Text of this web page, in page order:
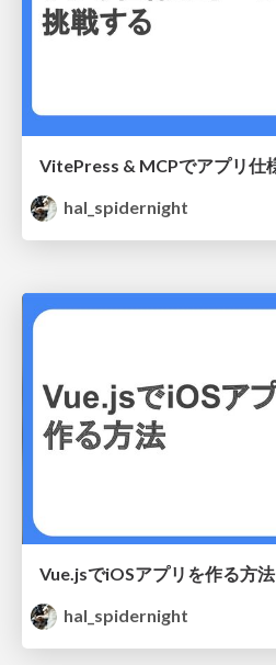
hal_spidernight
Vue.jsでiOSアプリを作る方法
hal_spidernight